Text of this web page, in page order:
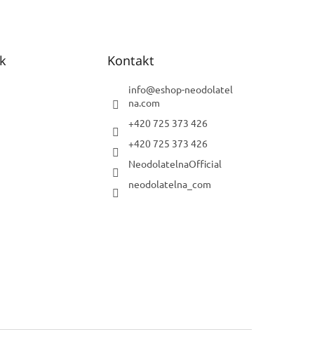
Kontakt
info@eshop-neodolatel
na.com
+420 725 373 426
+420 725 373 426
NeodolatelnaOfficial
neodolatelna_com